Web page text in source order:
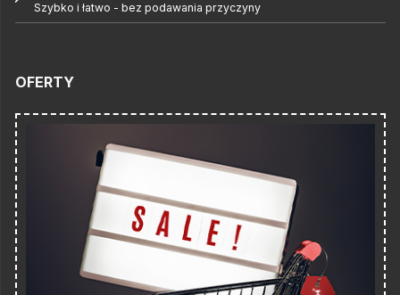
Szybko i łatwo - bez podawania przyczyny
OFERTY